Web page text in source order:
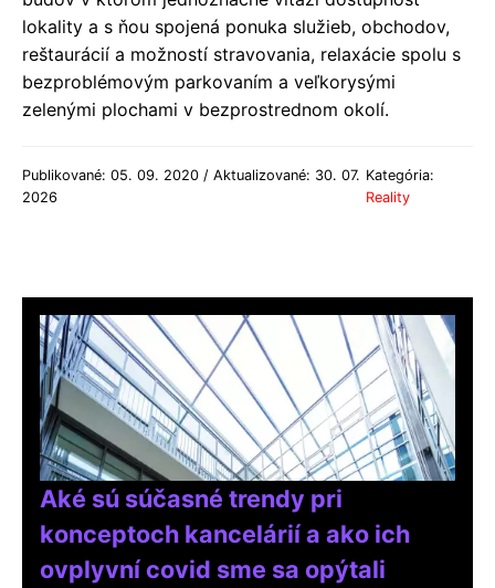
lokality a s ňou spojená ponuka služieb, obchodov,
reštaurácií a možností stravovania, relaxácie spolu s
bezproblémovým parkovaním a veľkorysými
zelenými plochami v bezprostrednom okolí.
Publikované: 05. 09. 2020 / Aktualizované: 30. 07.
2026
Kategória:
Reality
Aké sú súčasné trendy pri
konceptoch kancelárií a ako ich
ovplyvní covid sme sa opýtali